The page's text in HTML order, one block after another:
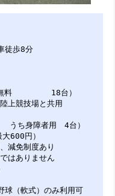
要
神山町
」駅下車徒歩8分
1面
方メートル
設 無
:有（無料 18台）
技場と共用
ら:有
障者用 4台）
円（最大600円）
円、減免制度あり
ではありません
障者用有）
（駐車場）
（軟式）のみ利用可